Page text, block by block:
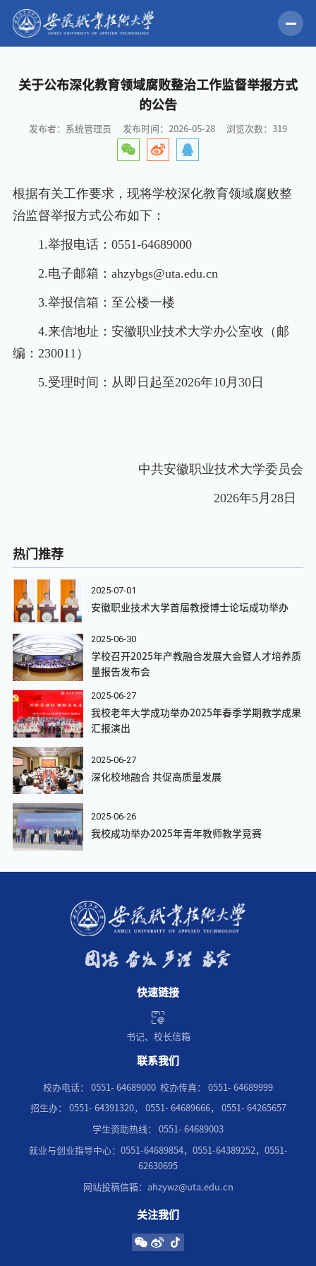
关于公布深化教育领域腐败整治工作监督举报方式
的公告
发布者：系统管理员 发布时间：2026-05-28 浏览次数： 319
根据有关工作要求，现将学校深化教育领域腐败整
治监督举报方式公布如下：
1.举报电话：0551-64689000
2.电子邮箱：ahzybgs@uta.edu.cn
3.举报信箱：至公楼一楼
4.来信地址：安徽职业技术大学办公室收（邮
编：230011）
5.受理时间：从即日起至2026年10月30日
中共安徽职业技术大学委员会
2026年5月28日
热门推荐
2025-07-01
安徽职业技术大学首届教授博士论坛成功举办
2025-06-30
学校召开2025年产教融合发展大会暨人才培养质
量报告发布会
2025-06-27
我校老年大学成功举办2025年春季学期教学成果
汇报演出
2025-06-27
深化校地融合 共促高质量发展
2025-06-26
我校成功举办2025年青年教师教学竞赛​
快速链接
书记、校长信箱
联系我们
校办电话： 0551- 64689000 校办传真： 0551- 64689999
招生办： 0551- 64391320， 0551- 64689666， 0551- 64265657
学生资助热线： 0551- 64689003
就业与创业指导中心：0551-64689854，0551-64389252，0551-
62630695
网站投稿信箱：ahzywz@uta.edu.cn
关注我们